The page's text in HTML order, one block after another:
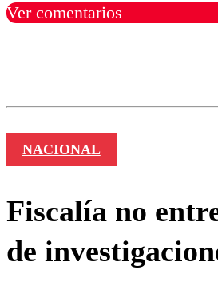
Ver comentarios
NACIONAL
Fiscalía no
de